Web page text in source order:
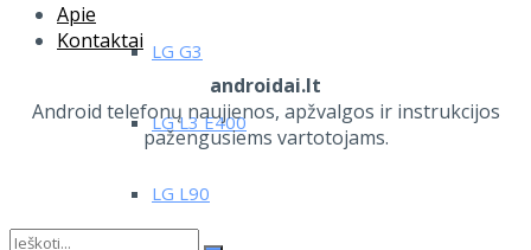
LG G3
LG L3 E400
LG L90
Apie
Kontaktai
androidai.lt
Android telefonų naujienos, apžvalgos ir instrukcijos
pažengusiems vartotojams.